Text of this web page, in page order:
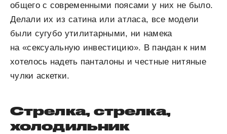
общего с современными поясами у них не было.
Делали их из сатина или атласа, все модели
были сугубо утилитарными, ни намека
на «сексуальную инвестицию». В пандан к ним
хотелось надеть панталоны и честные нитяные
чулки аскетки.
Стрелка, стрелка,
холодильник